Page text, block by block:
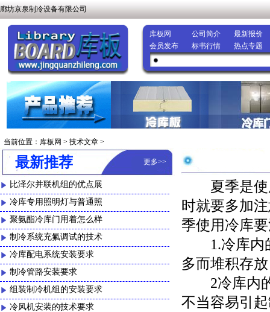
廊坊京泉制冷设备有限公司
库板网 公司简介
最新报价
会员发布
标书行情 热点专题
当前位置： 库板网 > 技术文章 >
最新推荐 更多>>
比泽尔并联机组的优点展
冷库专用照明灯与普通照
聚氨酯冷库门用着怎么样
制冷系统充氟调试的技术
冷库配电系统安装要求
制冷管路安装要求
组装制冷机组的安装要求
冷风机安装的技术要求
夏季是使
时就要多加
季使用冷库
1.冷库内的
多而堆积存
2冷库内的
不当容易引